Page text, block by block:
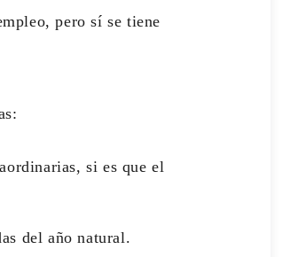
pero sí se tiene
si es que el
del año natural.